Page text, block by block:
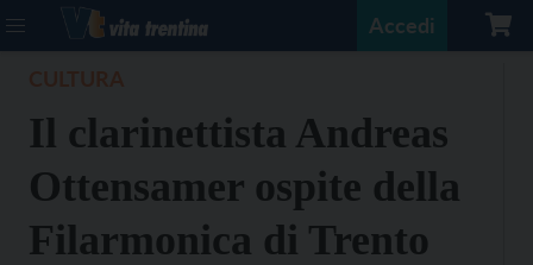
Accedi
Il clarinettista Andreas
Ottensamer ospite della
Filarmonica di Trento